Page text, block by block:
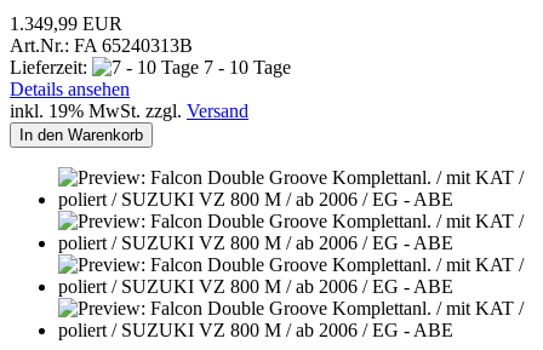
1.349,99 EUR
Art.Nr.: FA 65240313B
Lieferzeit:
7 - 10 Tage
Details ansehen
inkl. 19% MwSt. zzgl. Versand
In den Warenkorb